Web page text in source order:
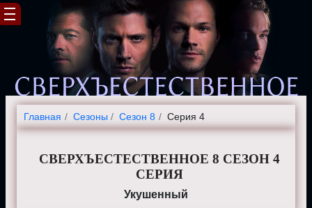
Главная Cезоны Сезон 8 Серия 4
СВЕРХЪЕСТЕСТВЕННОЕ 8 СЕЗОН 4
СЕРИЯ
Укушенный